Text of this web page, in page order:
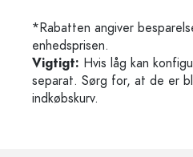
*Rabatten angiver
enhedsprisen.
Vigtigt: Hvis låg kan
separat. Sørg for, at de er
indkøbskurv.